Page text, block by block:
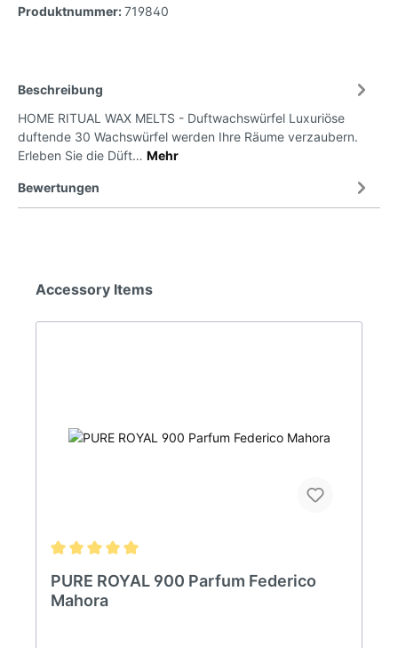
Produktnummer:719840
Beschreibung
HOME RITUAL WAX MELTS - Duftwachswürfel Luxuriöse
duftende 30 Wachswürfel werden Ihre Räume verzaubern.
Erleben Sie die Düft… Mehr
Bewertungen
Accessory Items
PURE ROYAL 900 Parfum Federico
Mahora